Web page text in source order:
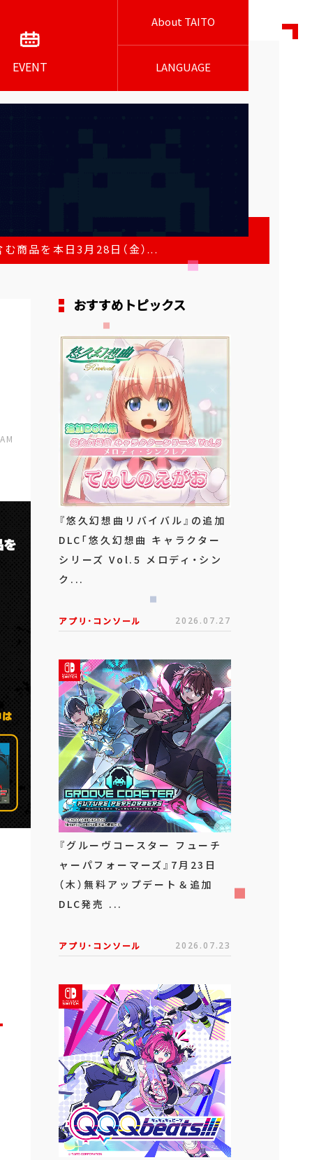
EVENT
About TAITO
LANGUAGE
商品を本日3月28日（金）...
おすすめトピックス
『悠久幻想曲リバイバル』の追加
DLC「悠久幻想曲 キャラクター
シリーズ Vol.5 メロディ・シン
ク...
アプリ･コンソール 2026.07.27
『グルーヴコースター フューチ
ャーパフォーマーズ』7月23日
（木）無料アップデート＆追加
DLC発売 ...
アプリ･コンソール 2026.07.23